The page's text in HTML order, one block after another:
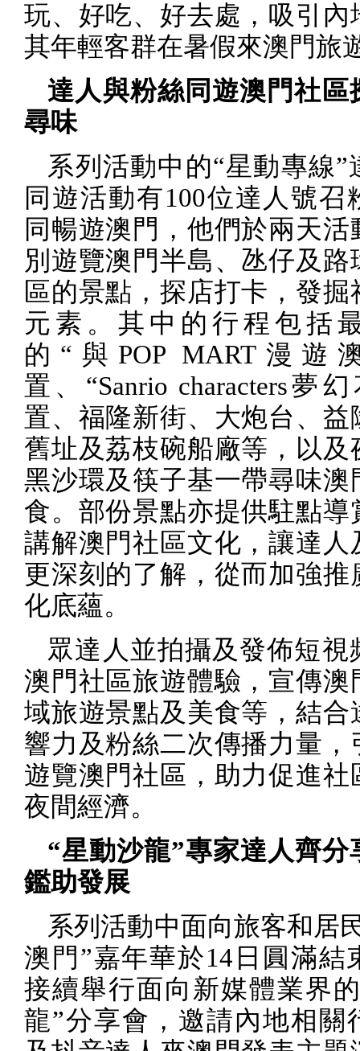
玩、好吃、好去處，吸引內
其年輕客群在暑假來澳門旅
達人與粉絲同遊澳門社區
尋味
系列活動中的“星動專線”
同遊活動有100位達人號召
同暢遊澳門，他們於兩天活
別遊覽澳門半島、氹仔及路
區的景點，探店打卡，發掘
元素。其中的行程包括
的“與 POP MART漫遊
置、“Sanrio characters夢幻
置、福隆新街、大炮台、益
舊址及荔枝碗船廠等，以及
黑沙環及筷子基一帶尋味澳
食。部份景點亦提供駐點導
講解澳門社區文化，讓達人
更深刻的了解，從而加強推
化底蘊。
眾達人並拍攝及發佈短視
澳門社區旅遊體驗，宣傳澳
域旅遊景點及美食等，結合
響力及粉絲二次傳播力量，
遊覽澳門社區，助力促進社
夜間經濟。
“星動沙龍”專家達人齊分
鑑助發展
系列活動中面向旅客和居
澳門”嘉年華於14 日圓滿結
接續舉行面向新媒體業界
龍”分享會，邀請內地相關